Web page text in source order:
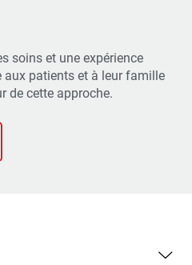
soins et une expérience
aux patients et à leur famille
de cette approche.